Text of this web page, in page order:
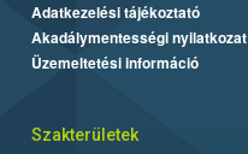
Adatkezelési tájékoztató
Akadálymentességi nyilatkozat
Üzemeltetési információ
Szakterületek